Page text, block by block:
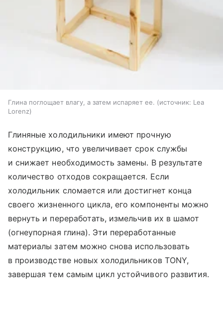
Глина поглощает влагу, а затем испаряет ее. источник: Lea
Lorenz
Глиняные холодильники имеют прочную
конструкцию, что увеличивает срок службы
и снижает необходимость замены. В результате
количество отходов сокращается. Если
холодильник сломается или достигнет конца
своего жизненного цикла, его компоненты можно
вернуть и переработать, измельчив их в шамот
(огнеупорная глина). Эти переработанные
материалы затем можно снова использовать
в производстве новых холодильников TONY,
завершая тем самым цикл устойчивого развития.